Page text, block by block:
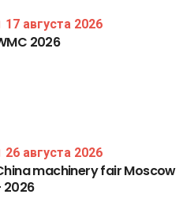
17 августа 2026
2026
26 августа 2026
machineryfairMoscow
2026